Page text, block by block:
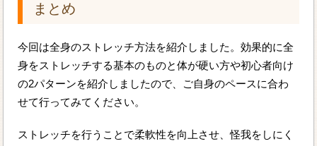
まとめ
今回は全身のストレッチ方法を紹介しました。効果的に全
身をストレッチする基本のものと体が硬い方や初心者向け
の2パターンを紹介しましたので、ご自身のペースに合わ
せて行ってみてください。
ストレッチを行うことで柔軟性を向上させ、怪我をしにく